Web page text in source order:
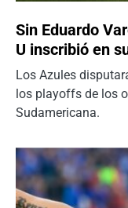
Sin Eduardo
U inscribió en
Los Azules
los playoffs de los
Sudamericana.